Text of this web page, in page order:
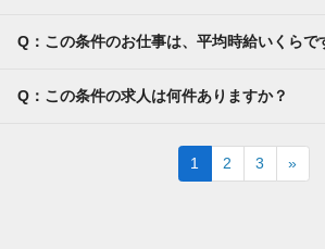
Q：この条件のお仕事は、平均時給いくらで
Q：この条件の求人は何件ありますか？
1 2 3 »Next